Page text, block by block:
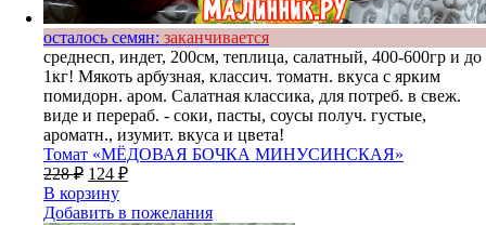
осталось семян: заканчивается
среднесп, индет, 200см, теплица, салатный, 400-600гр и до
1кг! Мякоть арбузная, классич. томатн. вкуса с ярким
помидорн. аром. Салатная классика, для потреб. в свеж.
виде и перераб. - соки, пасты, соусы получ. густые,
ароматн., изумит. вкуса и цвета!
Томат «МЁДОВАЯ БОЧКА МИНУСИНСКАЯ»
228₽ 124 ₽
В корзину
Добавить в пожелания